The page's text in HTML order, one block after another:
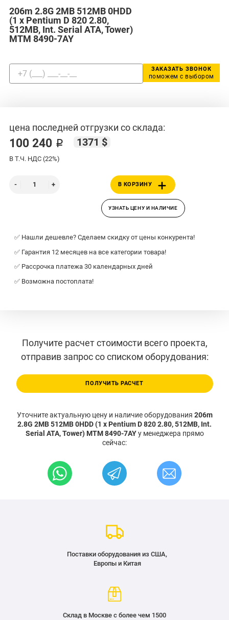
206m 2.8G 2MB 512MB 0HDD
(1 x Pentium D 820 2.80,
512MB, Int. Serial ATA, Tower)
MTM 8490-7AY
ЗАКАЗАТЬ ЗВОНОК
поможем с выбором
цена последней отгрузки со склада:
100 240 ₽ 1371 $
В Т.Ч. НДС (22%)
В КОРЗИНУ
УЗНАТЬ ЦЕНУ И НАЛИЧИЕ
✅ Нашли дешевле? Сделаем скидку от цены конкурента!
✅ Гарантия 12 месяцев на все категории товара!
✅ Рассрочка платежа 30 календарных дней
✅ Возможна постоплата!
Получите расчет стоимости всего проекта,
отправив запрос со списком оборудования:
ПОЛУЧИТЬ РАСЧЕТ
Уточните актуальную цену и наличие оборудования 206m
2.8G 2MB 512MB 0HDD (1 x Pentium D 820 2.80, 512MB, Int.
Serial ATA, Tower) MTM 8490-7AYу менеджера прямо
сейчас:
Поставки оборудования из США,
Европы и Китая
Склад в Москве с более чем 1500